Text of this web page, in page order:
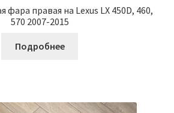
правая на Lexus LX 450D, 460,
570 2007-2015
Подробнее